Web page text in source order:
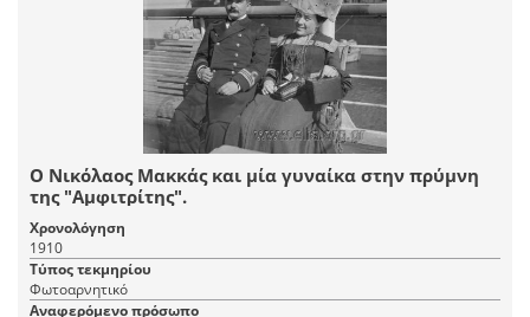
Ο Νικόλαος Μακκάς και μία γυναίκα στην πρύμνη
της "Αμφιτρίτης".
Χρονολόγηση
1910
Τύπος τεκμηρίου
Φωτοαρνητικό
Αναφερόμενο πρόσωπο